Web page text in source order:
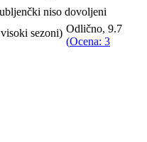
Odlično, 9.7
(Ocena: 3